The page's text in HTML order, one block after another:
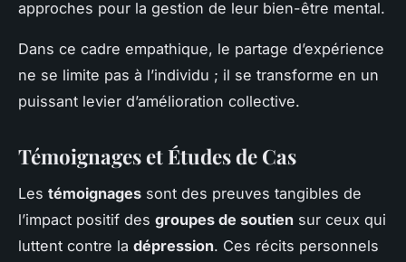
approches pour la gestion de leur bien-être mental.
Dans ce cadre empathique, le partage d’expérience
ne se limite pas à l’individu ; il se transforme en un
puissant levier d’amélioration collective.
Témoignages et Études de Cas
Les témoignages sont des preuves tangibles de
l’impact positif des groupes de soutien sur ceux qui
luttent contre la dépression. Ces récits personnels